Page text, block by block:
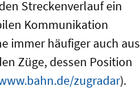
Streckenverlauf ein
Kommunikation
immer häufiger auch aus
Züge, dessen Position
zugradar).